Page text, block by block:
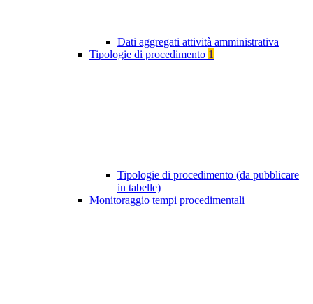
Dati aggregati attività amministrativa
Tipologie di procedimento 1
Tipologie di procedimento (da pubblicare
in tabelle)
Monitoraggio tempi procedimentali